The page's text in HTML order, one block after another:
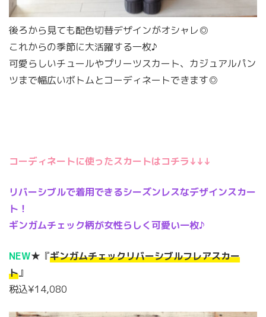
後ろから見ても配色切替デザインがオシャレ◎
これからの季節に大活躍する一枚♪
可愛らしいチュールやプリーツスカート、カジュアルパン
ツまで幅広いボトムとコーディネートできます◎
コーディネートに使ったスカートはコチラ↓↓↓
リバーシブルで着用できるシーズンレスなデザインスカー
ト！
ギンガムチェック柄が女性らしく可愛い一枚♪
NEW★『ギンガムチェックリバーシブルフレアスカー
ト』
税込¥14,080